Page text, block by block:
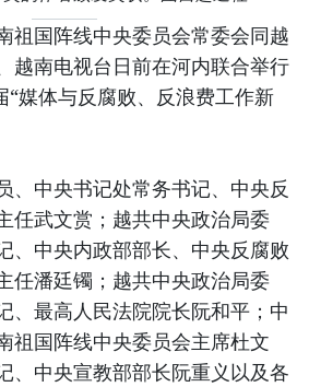
国阵线中央委员会常委会同越
越南电视台日前在河内联合举行
“媒体与反腐败、反浪费工作新
、中央书记处常务书记、中央反
任武文赏；越共中央政治局委
、中央内政部部长、中央反腐败
任潘廷镯；越共中央政治局委
、最高人民法院院长阮和平；中
祖国阵线中央委员会主席杜文
、中央宣教部部长阮重义以及各